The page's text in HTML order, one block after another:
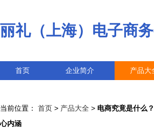
丽礼（上海）电子商
首页 企业简介 产品大
当前位置： 首页 > 产品大全 > 电商究竟是什么
心内涵